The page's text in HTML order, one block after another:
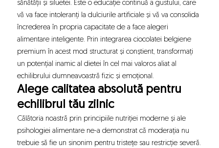
sănătății și siluetei. Este o educație continuă a gustului, care
vă va face intoleranți la dulciurile artificiale și vă va consolida
încrederea în propria capacitate de a face alegeri
alimentare inteligente. Prin integrarea ciocolatei belgiene
premium în acest mod structurat și conștient, transformați
un potențial inamic al dietei în cel mai valoros aliat al
echilibrului dumneavoastră fizic și emoțional.
Alege calitatea absolută pentru
echilibrul tău zilnic
Călătoria noastră prin principiile nutriției moderne și ale
psihologiei alimentare ne-a demonstrat că moderația nu
trebuie să fie un sinonim pentru tristețe sau restricție severă.